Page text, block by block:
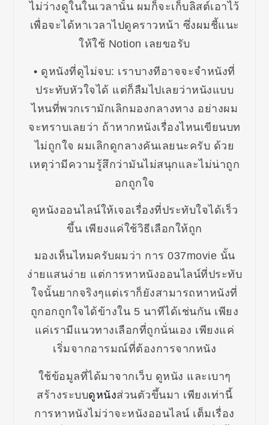
ไม่ว่างดูในในเวลานั้น ผมก็จะเก็บลิสต์เอาไว้
เพื่อจะได้หาเวลาไปดูคราวหน้า ซึ่งผมชี้แนะ
ให้ใช้ Notion เลยขอรับ
• ดูหนังที่ดูไม่จบ: เราบางทีอาจจะจำหนังที่
ประทับหัวใจได้ แต่ก็ลืมไปเลยว่าหนังแบบ
ไหนที่พวกเรามักเลิกมองกลางทาง อย่างผม
จะทราบเลยว่า ถ้าหากหนังเรื่องไหนเขียนบท
ไม่ถูกใจ ผมเลิกดูกลางคันเลยนะครับ ด้วย
เหตุว่ามีความรู้สึกว่ามันไม่สนุกและไม่น่าถูก
อกถูกใจ
ดูหนังออนไลน์ให้เจอเรื่องที่ประทับใจได้เร็ว
ขึ้น เพียงแค่ใช้วิธีเลือกให้ถูก
มองเห็นไหมครับผมว่า การ 037movie นั้น
ง่ายแสนง่าย แต่การหาหนังออนไลน์ที่ประทับ
ใจนั้นยากจริงๆแต่เราก็ยังสามารถหาหนังที่
ถูกอกถูกใจได้ข้างใน 5 นาทีได้เช่นกัน เพียง
แค่เรามีแนวทางเลือกที่ถูกนั่นเอง เพียงแค่
เริ่มจากอารมณ์ที่ต้องการจากหนัง
ใช้ข้อมูลที่ได้มาจากเว็บ ดูหนัง และเบาๆ
สร้างระบบดูหนังส่วนตัวขึ้นมา เพียงเท่านี้
การหาหนังไม่ว่าจะหนังออนไลน์ เต็มเรื่อง